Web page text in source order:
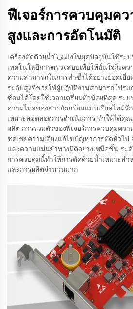
ฟีเจอร์การควบคุมค
สูงและการอัตโนมัติ
เครื่องตัดด้วยน้ำ النفังในยุคปัจจุบันใช้ระบบ CNC ที่ซับซ้อนและ
เทคโนโลยีการตรวจสอบเพื่อให้มั่นใจถึงค
ความสามารถในการทำซ้ำได้อย่างยอดเยี่
ระดับสูงที่ช่วยให้ผู้ปฏิบัติงานสามารถโปร
ซ้อนได้โดยใช้เวลาเตรียมตัวน้อยที่สุด ระ
ความไหลของสารกัดกร่อนแบบเรียลไทม์รั
เหมาะสมตลอดการดำเนินการ ทำให้ได้คุ
ผลิต การรวมตัวของฟีเจอร์การควบคุมคว
ชดเชยความเอียงแก้ไขปัญหาการตัดทั่วไ
และความแม่นยำทางมิติอย่างเหนือชั้น ระ
การควบคุมนี้ทำให้การตัดด้วยน้ำเหมาะส
และการผลิตจำนวนมาก